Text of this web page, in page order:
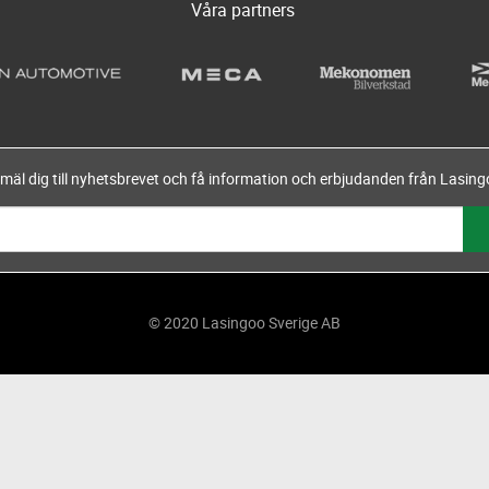
Våra partners
dig till nyhetsbrevet och få information och erbjudanden från
© 2020 Lasingoo Sverige AB